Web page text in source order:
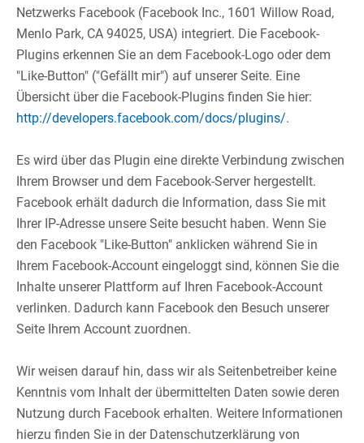
Netzwerks Facebook (Facebook Inc., 1601 Willow Road,
Menlo Park, CA 94025, USA) integriert. Die Facebook-
Plugins erkennen Sie an dem Facebook-Logo oder dem
"Like-Button" ("Gefällt mir") auf unserer Seite. Eine
Übersicht über die Facebook-Plugins finden Sie hier:
http://developers.facebook.com/docs/plugins/.​
Es wird über das Plugin eine direkte Verbindung zwischen
Ihrem Browser und dem Facebook-Server hergestellt.
Facebook erhält dadurch die Information, dass Sie mit
Ihrer IP-Adresse unsere Seite besucht haben. Wenn Sie
den Facebook "Like-Button" anklicken während Sie in
Ihrem Facebook-Account eingeloggt sind, können Sie die
Inhalte unserer Plattform auf Ihren Facebook-Account
verlinken. Dadurch kann Facebook den Besuch unserer
Seite Ihrem Account zuordnen.​
Wir weisen darauf hin, dass wir als Seitenbetreiber keine
Kenntnis vom Inhalt der übermittelten Daten sowie deren
Nutzung durch Facebook erhalten. Weitere Informationen
hierzu finden Sie in der Datenschutzerklärung von